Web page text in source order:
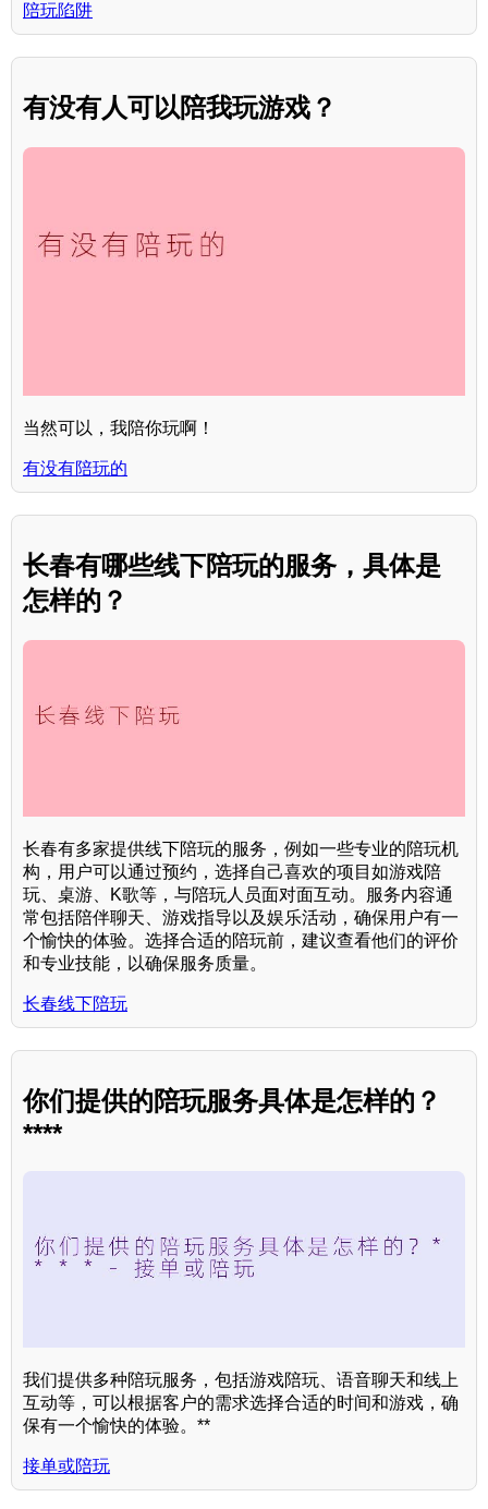
陪玩陷阱
有没有人可以陪我玩游戏？
当然可以，我陪你玩啊！
有没有陪玩的
长春有哪些线下陪玩的服务，具体是
怎样的？
长春有多家提供线下陪玩的服务，例如一些专业的陪玩机
构，用户可以通过预约，选择自己喜欢的项目如游戏陪
玩、桌游、K歌等，与陪玩人员面对面互动。服务内容通
常包括陪伴聊天、游戏指导以及娱乐活动，确保用户有一
个愉快的体验。选择合适的陪玩前，建议查看他们的评价
和专业技能，以确保服务质量。
长春线下陪玩
你们提供的陪玩服务具体是怎样的？
****
我们提供多种陪玩服务，包括游戏陪玩、语音聊天和线上
互动等，可以根据客户的需求选择合适的时间和游戏，确
保有一个愉快的体验。**
接单或陪玩